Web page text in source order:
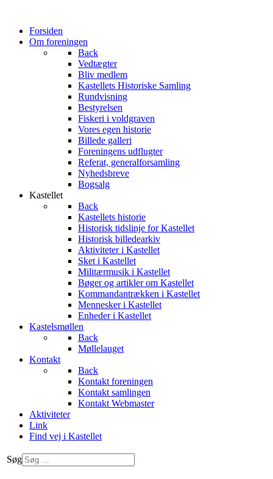
Forsiden
Om foreningen
Back
Vedtægter
Bliv medlem
Kastellets Historiske Samling
Rundvisning
Bestyrelsen
Fiskeri i voldgraven
Vores egen historie
Billede galleri
Foreningens udflugter
Referat, generalforsamling
Nyhedsbreve
Bogsalg
Kastellet
Back
Kastellets historie
Historisk tidslinje for Kastellet
Historisk billedearkiv
Aktiviteter i Kastellet
Sket i Kastellet
Militærmusik i Kastellet
Bøger og artikler om Kastellet
Kommandantrækken i Kastellet
Mennesker i Kastellet
Enheder i Kastellet
Kastelsmøllen
Back
Møllelauget
Kontakt
Back
Kontakt foreningen
Kontakt samlingen
Kontakt Webmaster
Aktiviteter
Link
Find vej i Kastellet
Søg